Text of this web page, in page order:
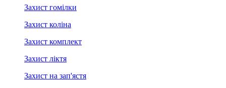
Захист гомілки
Захист коліна
Захист комплект
Захист ліктя
Захист на зап'ястя